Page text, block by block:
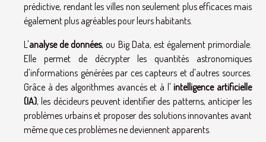
prédictive, rendant les villes non seulement plus efficaces mais
également plus agréables pour leurs habitants.
L'analyse de données, ou Big Data, est également primordiale.
Elle permet de décrypter les quantités astronomiques
d'informations générées par ces capteurs et d'autres sources.
Grâce à des algorithmes avancés et à l' intelligence artificielle
(IA), les décideurs peuvent identifier des patterns, anticiper les
problèmes urbains et proposer des solutions innovantes avant
même que ces problèmes ne deviennent apparents.